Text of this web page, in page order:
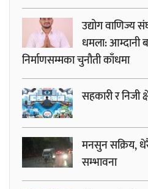
उद्योग वाणिज्य
धमला: आम्दानी
निर्माणसम्मका चुनौती काँधमा
सहकारी र निजी
मनसुन सक्रिय, धेरै
सम्भावना